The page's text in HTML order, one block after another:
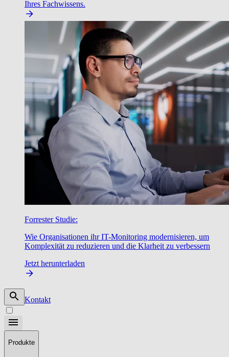
Ihres Fachwissens.
Forrester Studie:
Wie Organisationen ihr IT-Monitoring modernisieren, um
Komplexität zu reduzieren und die Klarheit zu verbessern
Jetzt herunterladen
Kontakt
Produkte